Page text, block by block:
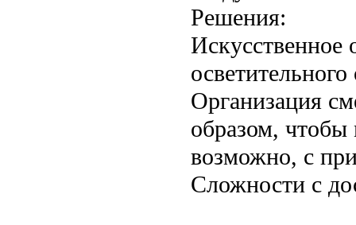
Решения:
Организация
образом, чтобы
возможно, с
Сложности с